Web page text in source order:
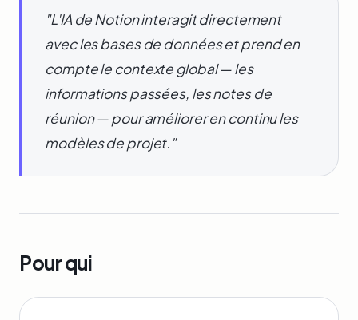
"L'IA de Notion interagit directement
avec les bases de données et prend en
compte le contexte global — les
informations passées, les notes de
réunion — pour améliorer en continu les
modèles de projet."
Pour qui